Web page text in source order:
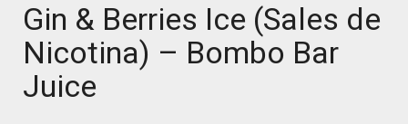
Gin & Berries Ice (Sales de
Nicotina) – Bombo Bar
Juice